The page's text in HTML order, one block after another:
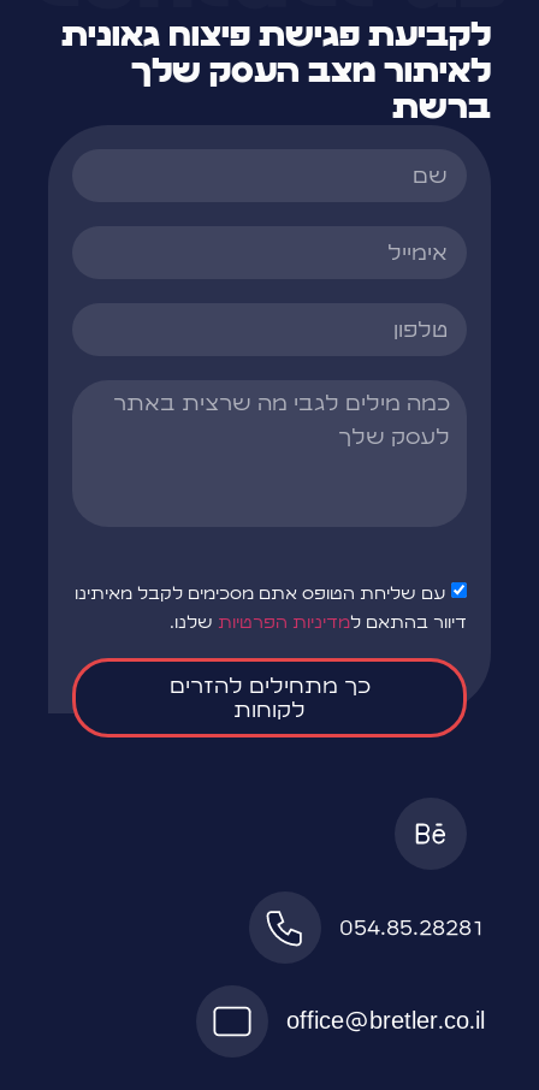
054.85.28281
office@bretler.co.il
לקביעת פגישת פיצוח גאונית
לאיתור מצב העסק שלך
ברשת
עם שליחת הטופס אתם מסכימים לקבל מאיתינו
דיוור בהתאם למדיניות הפרטיות שלנו.
כך מתחילים להזרים
לקוחות